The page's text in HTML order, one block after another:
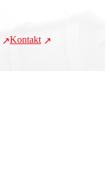
Kontakt